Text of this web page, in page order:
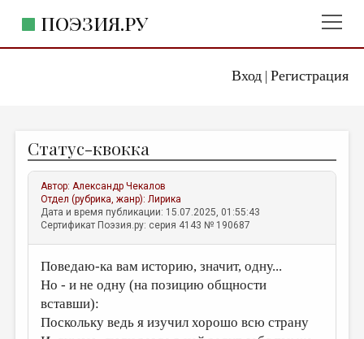
Вход| Регистрация
ПОЭЗИЯ.РУ
ЖАНРЫ
АВТОРЫ
КОММЕНТАРИИ
ЛИТСАЛОН
НОВОСТИ
ПРАВИЛА САЙТА
ОТДЕЛЫ И РУБРИКИ
Статус-квокка
Автор:Александр Чекалов
Отдел (рубрика, жанр):Лирика
Дата и время публикации: 15.07.2025, 01:55:43
Сертификат Поэзия.ру: серия 4143 № 190687
Поведаю-ка вам историю, значит, одну...
Но - и не одну (на позицию общности
вставши):
Поскольку ведь я изучил хорошо всю страну